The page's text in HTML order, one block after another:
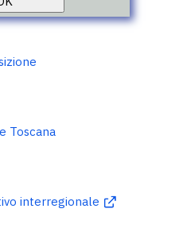
Toscana
interregionale